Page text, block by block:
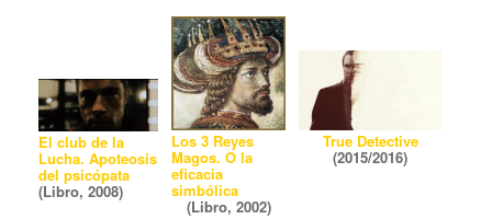
El club de la
Lucha. Apoteosis
del psicópata
(Libro, 2008)
Los 3 Reyes
Magos. O la
eficacia
simbólica
(Libro, 2002)
True Detective
(2015/2016)